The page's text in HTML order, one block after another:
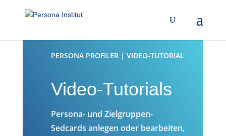
PERSONA PROFILER | VIDEO-TUTORIAL
Video-Tutorials
Persona- und Zielgruppen-
Sedcards anlegen oder bearbeiten,